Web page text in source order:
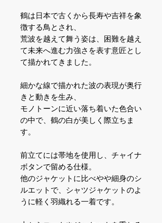
鶴は日本で古くから長寿や吉祥を象
徴する鳥とされ、
荒波を越えて舞う姿は、困難を越え
て未来へ進む力強さを表す意匠とし
て描かれてきました。
細かな線で描かれた波の表現が奥行
きと動きを生み、
モノトーンに近い落ち着いた色合い
の中で、鶴の白が美しく際立ちま
す。
前立てには帯地を使用し、チャイナ
ボタンで留める仕様。
他のジャケットに比べやや細身のシ
ルエットで、シャツジャケットのよ
うに軽く羽織れる一着です。